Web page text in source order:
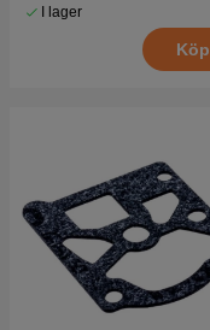
I lager
Köp